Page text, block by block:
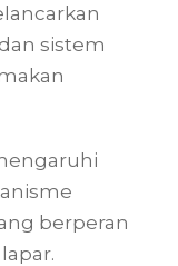
sistem
berperan